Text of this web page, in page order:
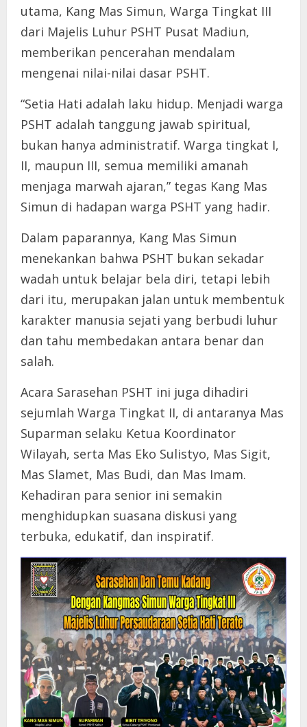
utama, Kang Mas Simun, Warga Tingkat III
dari Majelis Luhur PSHT Pusat Madiun,
memberikan pencerahan mendalam
mengenai nilai-nilai dasar PSHT.
“Setia Hati adalah laku hidup. Menjadi warga
PSHT adalah tanggung jawab spiritual,
bukan hanya administratif. Warga tingkat I,
II, maupun III, semua memiliki amanah
menjaga marwah ajaran,” tegas Kang Mas
Simun di hadapan warga PSHT yang hadir.
Dalam paparannya, Kang Mas Simun
menekankan bahwa PSHT bukan sekadar
wadah untuk belajar bela diri, tetapi lebih
dari itu, merupakan jalan untuk membentuk
karakter manusia sejati yang berbudi luhur
dan tahu membedakan antara benar dan
salah.
Acara Sarasehan PSHT ini juga dihadiri
sejumlah Warga Tingkat II, di antaranya Mas
Suparman selaku Ketua Koordinator
Wilayah, serta Mas Eko Sulistyo, Mas Sigit,
Mas Slamet, Mas Budi, dan Mas Imam.
Kehadiran para senior ini semakin
menghidupkan suasana diskusi yang
terbuka, edukatif, dan inspiratif.